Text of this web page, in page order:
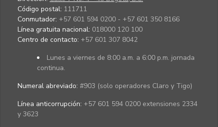
Código postal: 111711
Conmutador: +57 601 594 0200 - +57 601 350 8166
Línea gratuita nacional: 018000 120 100
Centro de contacto: +57 601 307 8042
Lunes a viernes de 8:00 a.m. a 6:00 p.m. jornada
continua.
Numeral abreviado: #903 (solo operadores Claro y Tigo)
Línea anticorrupción: +57 601 594 0200 extensiones 2334
y 3623